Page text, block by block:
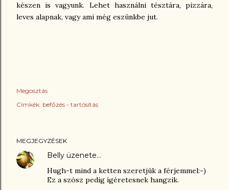
készen is vagyunk. Lehet használni tésztára, pizzára,
leves alapnak, vagy ami még eszünkbe jut.
Megosztás
Címkék: befőzés - tartósítás
MEGJEGYZÉSEK
Belly üzenete…
Hugh-t mind a ketten szeretjük a férjemmel:-)
Ez a szósz pedig ígéretesnek hangzik.